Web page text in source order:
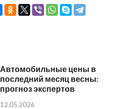
Автомобильные цены в
последний месяц весны:
прогноз экспертов
12.05.2026